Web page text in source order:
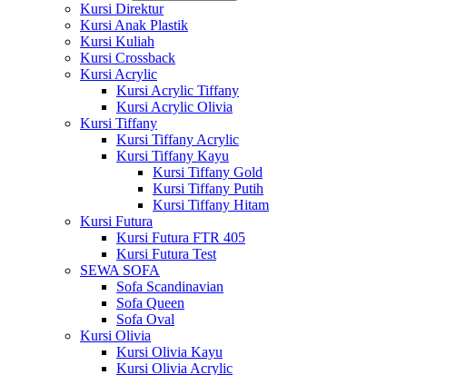
Kursi Direktur
Kursi Anak Plastik
Kursi Kuliah
Kursi Crossback
Kursi Acrylic
Kursi Acrylic Tiffany
Kursi Acrylic Olivia
Kursi Tiffany
Kursi Tiffany Acrylic
Kursi Tiffany Kayu
Kursi Tiffany Gold
Kursi Tiffany Putih
Kursi Tiffany Hitam
Kursi Futura
Kursi Futura FTR 405
Kursi Futura Test
SEWA SOFA
Sofa Scandinavian
Sofa Queen
Sofa Oval
Kursi Olivia
Kursi Olivia Kayu
Kursi Olivia Acrylic